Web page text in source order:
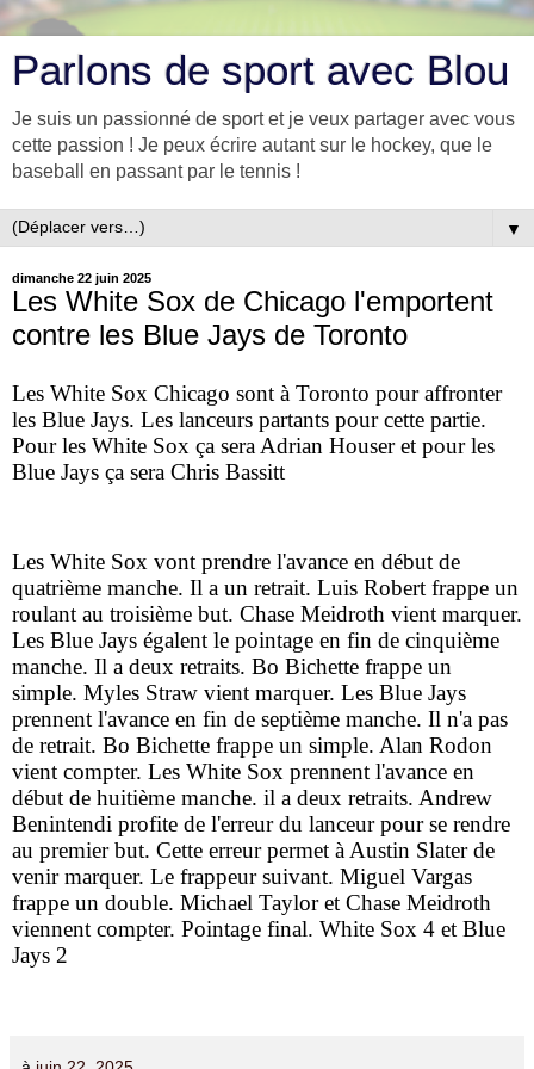
Parlons de sport avec Blou
Je suis un passionné de sport et je veux partager avec vous
cette passion ! Je peux écrire autant sur le hockey, que le
baseball en passant par le tennis !
▼
dimanche 22 juin 2025
Les White Sox de Chicago l'emportent
contre les Blue Jays de Toronto
Les White Sox Chicago sont à Toronto pour affronter
les Blue Jays. Les lanceurs partants pour cette partie.
Pour les White Sox ça sera Adrian Houser et pour les
Blue Jays ça sera Chris Bassitt
Les White Sox vont prendre l'avance en début de
quatrième manche. Il a un retrait. Luis Robert frappe un
roulant au troisième but. Chase Meidroth vient marquer.
Les Blue Jays égalent le pointage en fin de cinquième
manche. Il a deux retraits. Bo Bichette frappe un
simple. Myles Straw vient marquer. Les Blue Jays
prennent l'avance en fin de septième manche. Il n'a pas
de retrait. Bo Bichette frappe un simple. Alan Rodon
vient compter. Les White Sox prennent l'avance en
début de huitième manche. il a deux retraits. Andrew
Benintendi profite de l'erreur du lanceur pour se rendre
au premier but. Cette erreur permet à Austin Slater de
venir marquer. Le frappeur suivant. Miguel Vargas
frappe un double. Michael Taylor et Chase Meidroth
viennent compter. Pointage final. White Sox 4 et Blue
Jays 2